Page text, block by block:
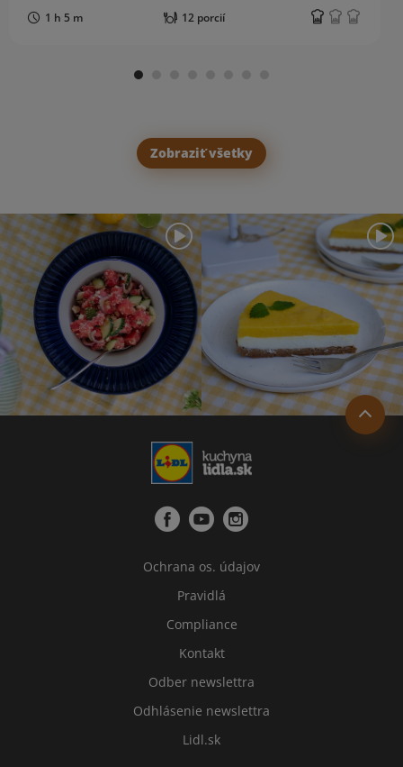
1 h 5 m 12 porcií
Zobraziť všetky
Ochrana os. údajov
Pravidlá
Compliance
Kontakt
Odber newslettra
Odhlásenie newslettra
Lidl.sk